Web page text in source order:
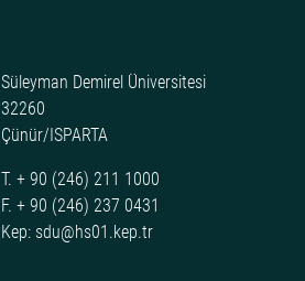
Süleyman Demirel Üniversitesi
32260
Çünür/ISPARTA
T. + 90 (246) 211 1000
F. + 90 (246) 237 0431
Kep: sdu@hs01.kep.tr